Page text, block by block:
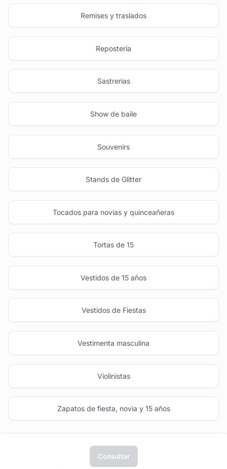
Remises y traslados
Repostería
Sastrerias
Show de baile
Souvenirs
Stands de Glitter
Tocados para novias y quinceañeras
Tortas de 15
Vestidos de 15 años
Vestidos de Fiestas
Vestimenta masculina
Violinistas
Zapatos de fiesta, novia y 15 años
Consultar